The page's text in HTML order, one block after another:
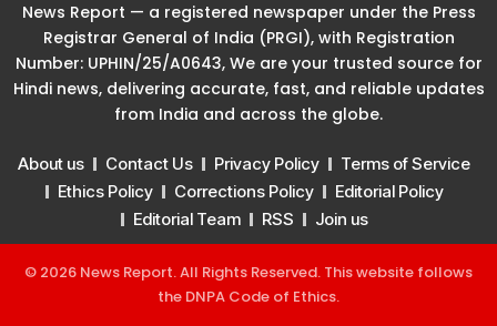
News Report — a registered newspaper under the Press
Registrar General of India (PRGI), with Registration
Number: UPHIN/25/A0643, We are your trusted source for
Hindi news, delivering accurate, fast, and reliable updates
from India and across the globe.
About us Contact Us Privacy Policy
Terms of Service
Ethics Policy
Corrections Policy
Editorial Policy
Editorial Team
RSS Join us
© 2026 News Report. All Rights Reserved. This website follows
the DNPA Code of Ethics.